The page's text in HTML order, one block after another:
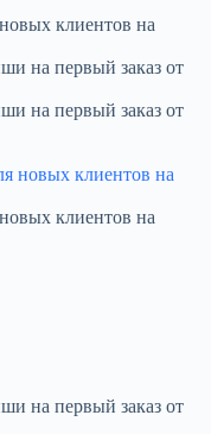
клиентов на
на первый заказ от
на первый заказ от
клиентов на
на первый заказ от